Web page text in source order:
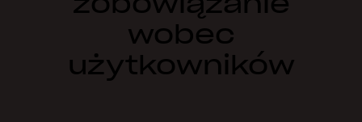
wobec
użytkowników